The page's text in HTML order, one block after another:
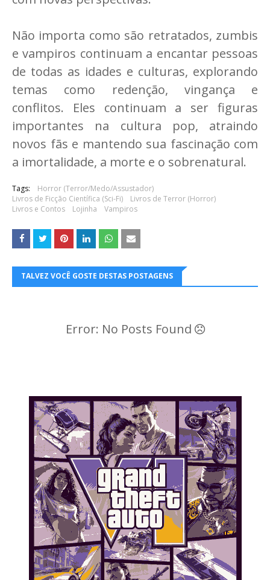
Não importa como são retratados, zumbis
e vampiros continuam a encantar pessoas
de todas as idades e culturas, explorando
temas como redenção, vingança e
conflitos. Eles continuam a ser figuras
importantes na cultura pop, atraindo
novos fãs e mantendo sua fascinação com
a imortalidade, a morte e o sobrenatural.
Tags:
Horror (Terror/Medo/Assustador)
Livros de Ficção Científica (Sci-Fi)
Livros de Terror (Horror)
Livros e Contos
Lojinha Vampiros
TALVEZ VOCÊ GOSTE DESTAS POSTAGENS
Error: No Posts Found